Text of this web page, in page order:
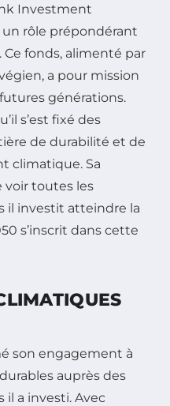
Investment
rôle prépondérant
Ce fonds, alimenté par
a pour mission
générations.
s’est fixé des
de durabilité et de
climatique. Sa
voir toutes les
il investit atteindre la
s’inscrit dans cette
son engagement à
auprès des
il a investi. Avec